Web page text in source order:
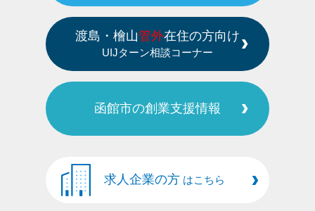
渡島・檜山管外在住の方向け
UIJターン相談コーナー
函館市の創業支援情報
求人企業の方 はこちら